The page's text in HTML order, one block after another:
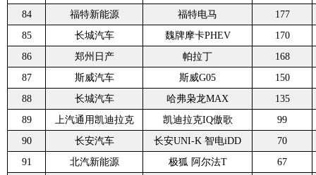
84
福特新能源 福特电马
177
85
长城汽车 魏牌摩卡PHEV
170
86
郑州日产 帕拉丁
168
87
斯威汽车 斯威G05
150
88
长城汽车 哈弗枭龙MAX
135
89
上汽通用凯迪拉克 凯迪拉克IQ傲歌
99
90
长安汽车 长安UNI-K 智电iDD
70
91
北汽新能源 极狐 阿尔法T
67